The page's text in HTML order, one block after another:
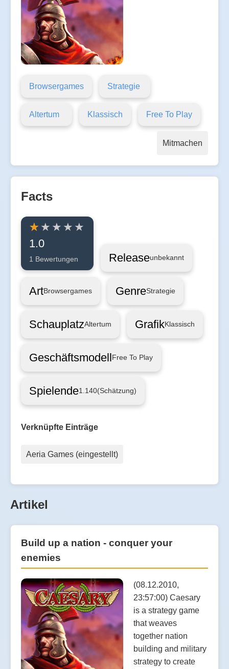
Browsergames Strategie
Altertum Klassisch Free To Play
Mitmachen
Facts
1.0
1 Bewertungen Releaseunbekannt
ArtBrowsergames GenreStrategie
SchauplatzAltertum GrafikKlassisch
GeschäftsmodellFree To Play
Spielende1.140(Schätzung)
Verknüpfte Einträge
Aeria Games (eingestellt)
Artikel
Build up a nation - conquer your
enemies
(08.12.2010,
23:57:00) Caesary
is a strategy game
that weaves
together nation
building and military
strategy to create